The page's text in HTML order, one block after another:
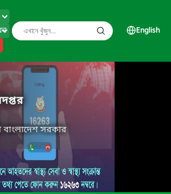
English
বাংলাদেশ সরকার